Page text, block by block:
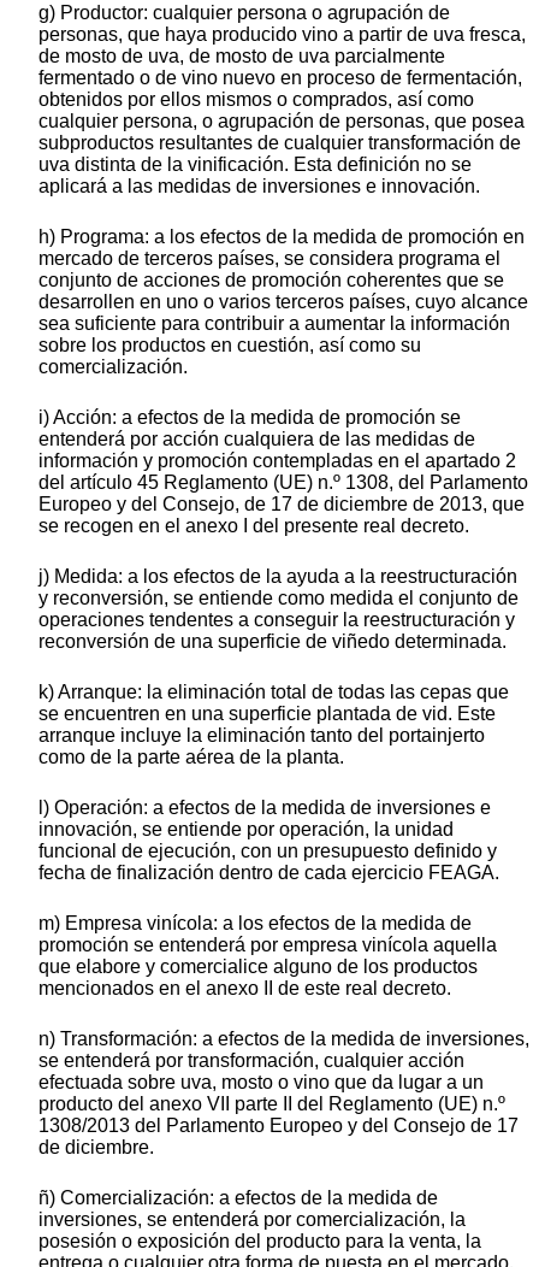
g) Productor: cualquier persona o agrupación de
personas, que haya producido vino a partir de uva fresca,
de mosto de uva, de mosto de uva parcialmente
fermentado o de vino nuevo en proceso de fermentación,
obtenidos por ellos mismos o comprados, así como
cualquier persona, o agrupación de personas, que posea
subproductos resultantes de cualquier transformación de
uva distinta de la vinificación. Esta definición no se
aplicará a las medidas de inversiones e innovación.
h) Programa: a los efectos de la medida de promoción en
mercado de terceros países, se considera programa el
conjunto de acciones de promoción coherentes que se
desarrollen en uno o varios terceros países, cuyo alcance
sea suficiente para contribuir a aumentar la información
sobre los productos en cuestión, así como su
comercialización.
i) Acción: a efectos de la medida de promoción se
entenderá por acción cualquiera de las medidas de
información y promoción contempladas en el apartado 2
del artículo 45 Reglamento (UE) n.º 1308, del Parlamento
Europeo y del Consejo, de 17 de diciembre de 2013, que
se recogen en el anexo I del presente real decreto.
j) Medida: a los efectos de la ayuda a la reestructuración
y reconversión, se entiende como medida el conjunto de
operaciones tendentes a conseguir la reestructuración y
reconversión de una superficie de viñedo determinada.
k) Arranque: la eliminación total de todas las cepas que
se encuentren en una superficie plantada de vid. Este
arranque incluye la eliminación tanto del portainjerto
como de la parte aérea de la planta.
l) Operación: a efectos de la medida de inversiones e
innovación, se entiende por operación, la unidad
funcional de ejecución, con un presupuesto definido y
fecha de finalización dentro de cada ejercicio FEAGA.
m) Empresa vinícola: a los efectos de la medida de
promoción se entenderá por empresa vinícola aquella
que elabore y comercialice alguno de los productos
mencionados en el anexo II de este real decreto.
n) Transformación: a efectos de la medida de inversiones,
se entenderá por transformación, cualquier acción
efectuada sobre uva, mosto o vino que da lugar a un
producto del anexo VII parte II del Reglamento (UE) n.º
1308/2013 del Parlamento Europeo y del Consejo de 17
de diciembre.
ñ) Comercialización: a efectos de la medida de
inversiones, se entenderá por comercialización, la
posesión o exposición del producto para la venta, la
entrega o cualquier otra forma de puesta en el mercado.